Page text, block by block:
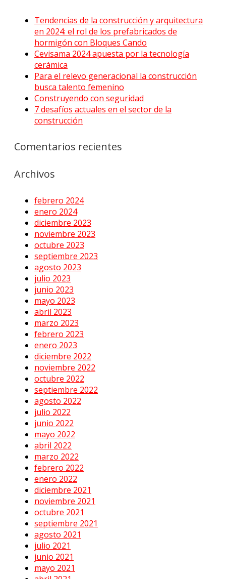
Tendencias de la construcción y arquitectura
en 2024: el rol de los prefabricados de
hormigón con Bloques Cando
Cevisama 2024 apuesta por la tecnología
cerámica
Para el relevo generacional la construcción
busca talento femenino
Construyendo con seguridad
7 desafíos actuales en el sector de la
construcción
Comentarios recientes
Archivos
febrero 2024
enero 2024
diciembre 2023
noviembre 2023
octubre 2023
septiembre 2023
agosto 2023
julio 2023
junio 2023
mayo 2023
abril 2023
marzo 2023
febrero 2023
enero 2023
diciembre 2022
noviembre 2022
octubre 2022
septiembre 2022
agosto 2022
julio 2022
junio 2022
mayo 2022
abril 2022
marzo 2022
febrero 2022
enero 2022
diciembre 2021
noviembre 2021
octubre 2021
septiembre 2021
agosto 2021
julio 2021
junio 2021
mayo 2021